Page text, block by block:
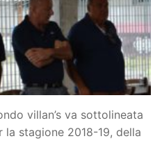
villan’s va sottolineata
la stagione 2018-19, della